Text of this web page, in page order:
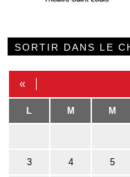
SORTIR DANS LE
«
L M M
3 4 5